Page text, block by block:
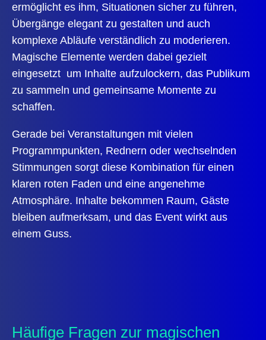
ermöglicht es ihm, Situationen sicher zu führen,
Übergänge elegant zu gestalten und auch
komplexe Abläufe verständlich zu moderieren.
Magische Elemente werden dabei gezielt
eingesetzt um Inhalte aufzulockern, das Publikum
zu sammeln und gemeinsame Momente zu
schaffen.
Gerade bei Veranstaltungen mit vielen
Programmpunkten, Rednern oder wechselnden
Stimmungen sorgt diese Kombination für einen
klaren roten Faden und eine angenehme
Atmosphäre. Inhalte bekommen Raum, Gäste
bleiben aufmerksam, und das Event wirkt aus
einem Guss.
Häufige Fragen zur magischen